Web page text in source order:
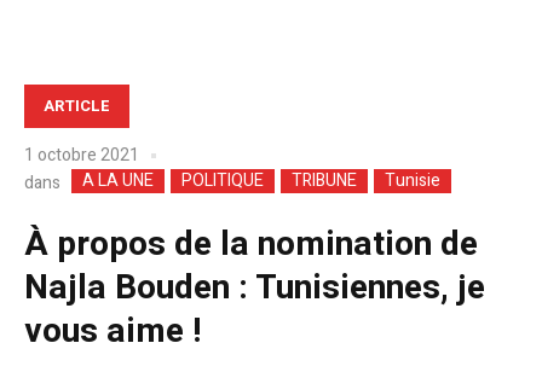
ARTICLE
1 octobre 2021
dans
A LA UNE POLITIQUE TRIBUNE Tunisie
À propos de la nomination de
Najla Bouden : Tunisiennes, je
vous aime !